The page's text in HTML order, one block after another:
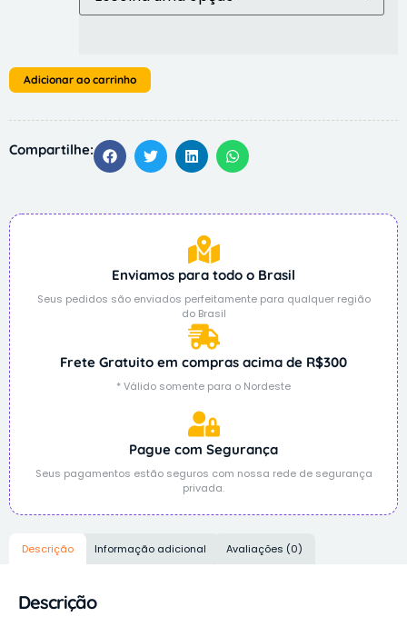
Adicionar ao carrinho
Compartilhe:
Enviamos para todo o Brasil
Seus pedidos são enviados perfeitamente para qualquer região
do Brasil
Frete Gratuito em compras acima de R$300
* Válido somente para o Nordeste
Pague com Segurança
Seus pagamentos estão seguros com nossa rede de segurança
privada.
Descrição Informação adicional Avaliações (0)
Descrição